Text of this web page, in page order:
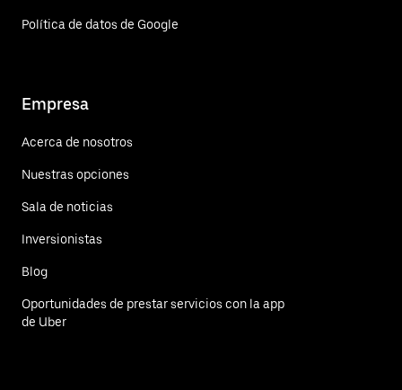
Política de datos de Google
Empresa
Acerca de nosotros
Nuestras opciones
Sala de noticias
Inversionistas
Blog
Oportunidades de prestar servicios con la app
de Uber